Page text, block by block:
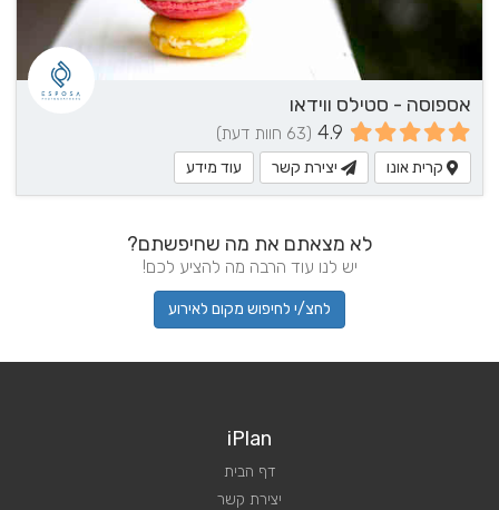
אספוסה - סטילס ווידאו
4.9 (63 חוות דעת)
קרית אונו יצירת קשר עוד מידע
לא מצאתם את מה שחיפשתם?
יש לנו עוד הרבה מה להציע לכם!
לחצ/י לחיפוש מקום לאירוע
iPlan
דף הבית
יצירת קשר